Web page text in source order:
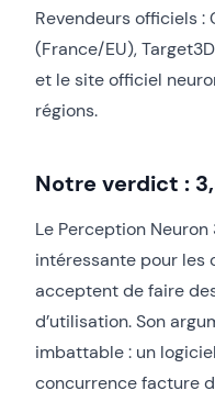
Revendeurs officiels :
(France/EU),
et le site officiel
régions.
Notre verdict :
Le Perception
intéressante pour les
acceptent de faire
d’utilisation. Son
imbattable : un
concurrence facture